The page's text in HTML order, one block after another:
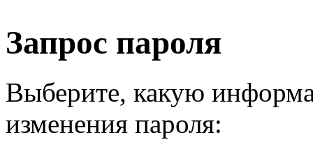
Запрос пароля
Выберите, какую
изменения пароля: